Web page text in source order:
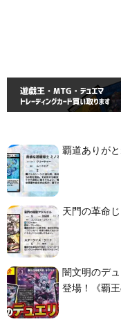
覇道ありがと
天門の革命
闇文明のデ
登場！《覇